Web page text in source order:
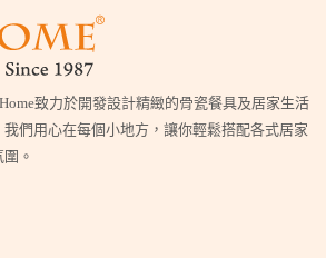
致力於開發設計精緻的骨瓷餐具及居家生活
們用心在每個小地方，讓你輕鬆搭配各式居家
。